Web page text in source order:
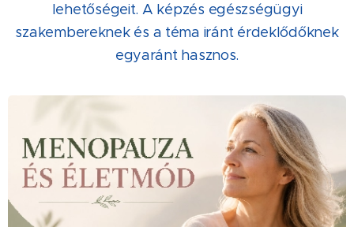
lehetőségeit. A képzés egészségügyi
szakembereknek és a téma iránt érdeklődőknek
egyaránt hasznos.